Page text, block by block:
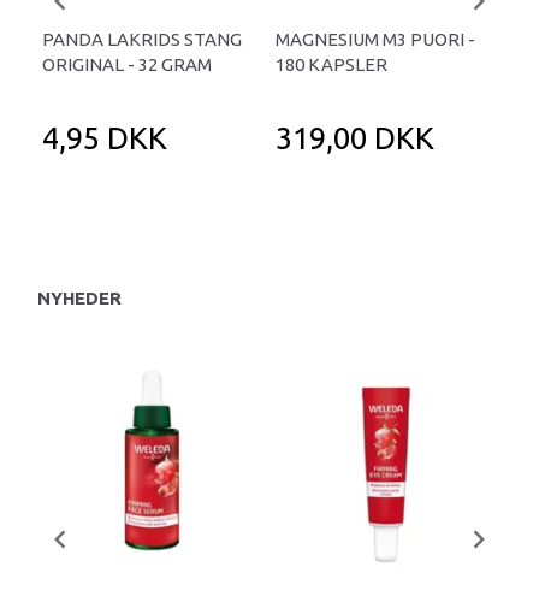
PANDA LAKRIDS STANG
ORIGINAL - 32 GRAM
4,95 DKK
MAGNESIUM M3 PUORI -
180 KAPSLER
319,00 DKK
NYHEDER